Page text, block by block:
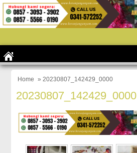
Home » 20230807_142429_0000
20230807_142429_0000